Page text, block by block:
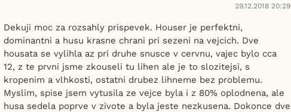
29.12.2018 20:29
Dekuji moc za rozsahly prispevek. Houser je perfektni,
dominantni a husu krasne chrani pri sezeni na vejcich. Dve
housata se vylihla az pri druhe snusce v cervnu, vajec bylo cca
12, z te prvni jsme zkouseli tu lihen ale je to slozitejsi, s
kropenim a vlhkosti, ostatni drubez lihneme bez problemu.
Myslim, spise jsem vytusila ze vejce byla i z 80% oplodnena, ale
husa sedela poprve v zivote a byla jeste nezkusena. Dokonce dve